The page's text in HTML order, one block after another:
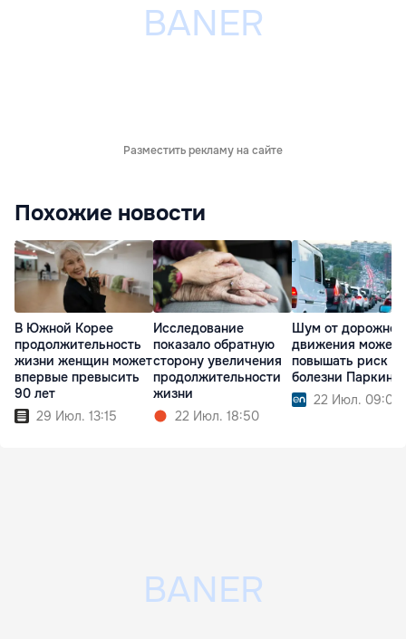
Разместить рекламу на сайте
Похожие новости
В Южной Корее
продолжительность
жизни женщин может
впервые превысить
90 лет
29 Июл. 13:15
Исследование
показало обратную
сторону увеличения
продолжительности
жизни
22 Июл. 18:50
Шум от
движения может
повышать риск
болезни
22 Июл. 09:00